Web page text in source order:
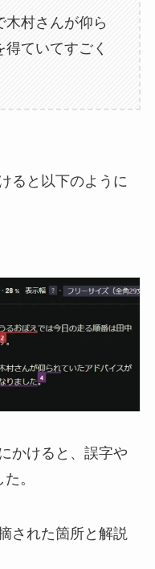
木村さんが仰ら
ていてすごく
ると以下のように
かけると、誤字や
。
された箇所と解説